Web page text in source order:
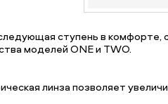
ступень в
моделей ONE и TWO.
линза позволяет